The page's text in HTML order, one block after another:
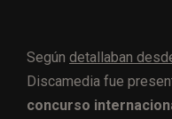
Según detallaban
Discamedia fue
concurso